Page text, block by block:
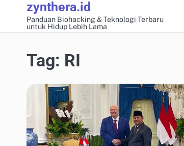
content
zynthera.id
Panduan Biohacking & Teknologi Terbaru
untuk Hidup Lebih Lama
Tag: RI